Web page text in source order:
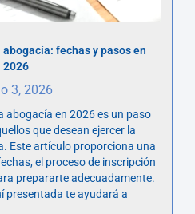
abogacía: fechas y pasos en
2026
3, 2026
abogacía en 2026 es un paso
que desean ejercer la
Este artículo proporciona una
el proceso de inscripción
prepararte adecuadamente.
presentada te ayudará a